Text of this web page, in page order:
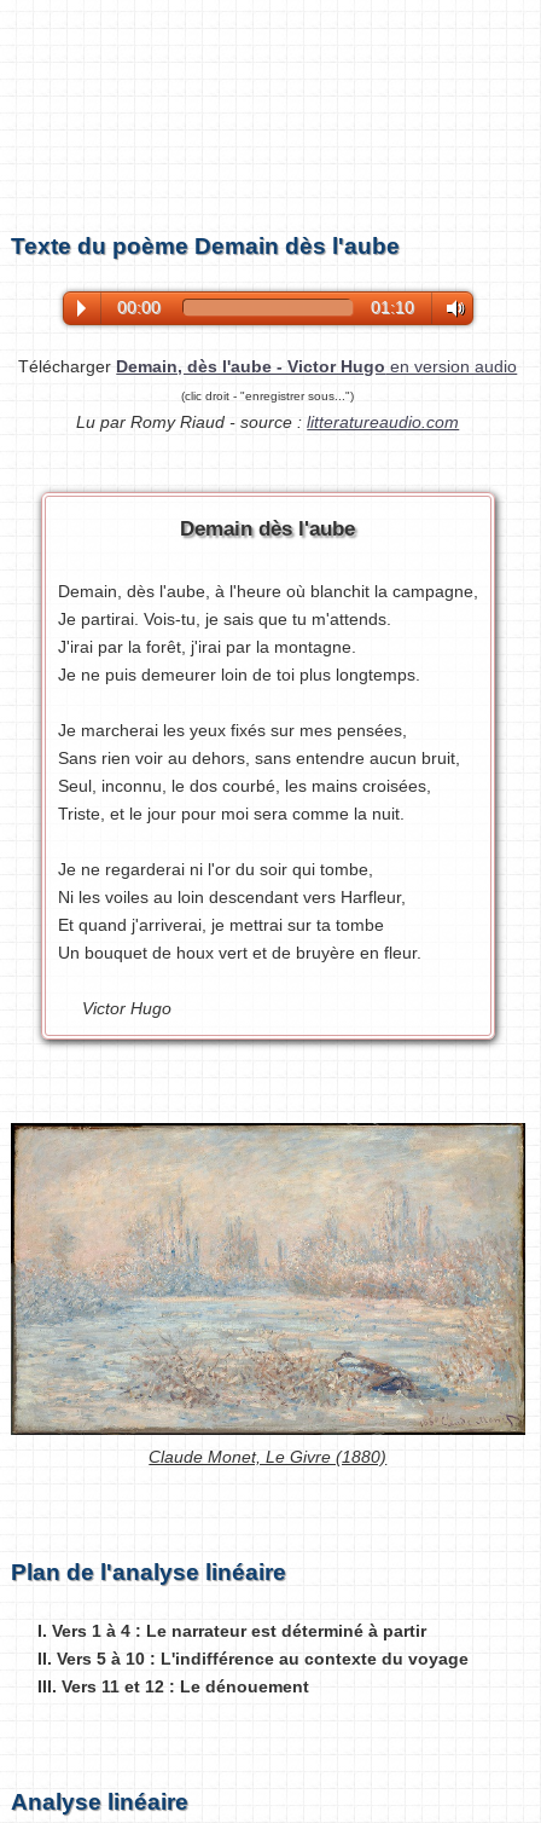
Texte du poème Demain dès l'aube
00:00 01:10
Télécharger Demain, dès l'aube - Victor Hugo en version audio
(clic droit - "enregistrer sous...")
Lu par Romy Riaud - source :litteratureaudio.com
Demain dès l'aube
Demain, dès l'aube, à l'heure où blanchit la campagne,
Je partirai. Vois-tu, je sais que tu m'attends.
J'irai par la forêt, j'irai par la montagne.
Je ne puis demeurer loin de toi plus longtemps.
Je marcherai les yeux fixés sur mes pensées,
Sans rien voir au dehors, sans entendre aucun bruit,
Seul, inconnu, le dos courbé, les mains croisées,
Triste, et le jour pour moi sera comme la nuit.
Je ne regarderai ni l'or du soir qui tombe,
Ni les voiles au loin descendant vers Harfleur,
Et quand j'arriverai, je mettrai sur ta tombe
Un bouquet de houx vert et de bruyère en fleur.
Victor Hugo
Claude Monet, Le Givre (1880)
Plan de l'analyse linéaire
I. Vers 1 à 4 : Le narrateur est déterminé à partir
II. Vers 5 à 10 : L'indifférence au contexte du voyage
III. Vers 11 et 12 : Le dénouement
Analyse linéaire